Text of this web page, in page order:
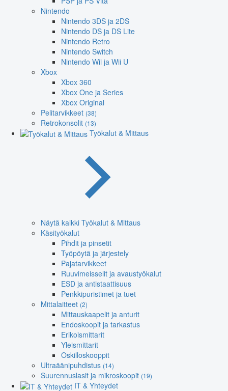
Nintendo
Nintendo 3DS ja 2DS
Nintendo DS ja DS Lite
Nintendo Retro
Nintendo Switch
Nintendo Wii ja Wii U
Xbox
Xbox 360
Xbox One ja Series
Xbox Original
Pelitarvikkeet (38)
Retrokonsolit (13)
Työkalut & Mittaus
Näytä kaikki Työkalut & Mittaus
Käsityökalut
Pihdit ja pinsetit
Työpöytä ja järjestely
Pajatarvikkeet
Ruuvimeisselit ja avaustyökalut
ESD ja antistaattisuus
Penkkipuristimet ja tuet
Mittalaitteet (2)
Mittauskaapelit ja anturit
Endoskoopit ja tarkastus
Erikoismittarit
Yleismittarit
Oskilloskooppit
Ultraäänipuhdistus (14)
Suurennuslasit ja mikroskoopit (19)
IT & Yhteydet